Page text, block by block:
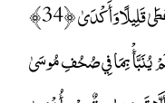
﴿32﴾ أَفَرَأَيْتَ الَّذِي تَوَلَّىٰ ﴿33﴾ وَأَعْطَىٰ قَلِيلًا وَأَكْدَىٰ ﴿34﴾
فَهُوَ يَرَىٰ ﴿35﴾ أَمْ لَمْ يُنَبَّأْ بِمَا فِي صُحُفِ مُوسَىٰ